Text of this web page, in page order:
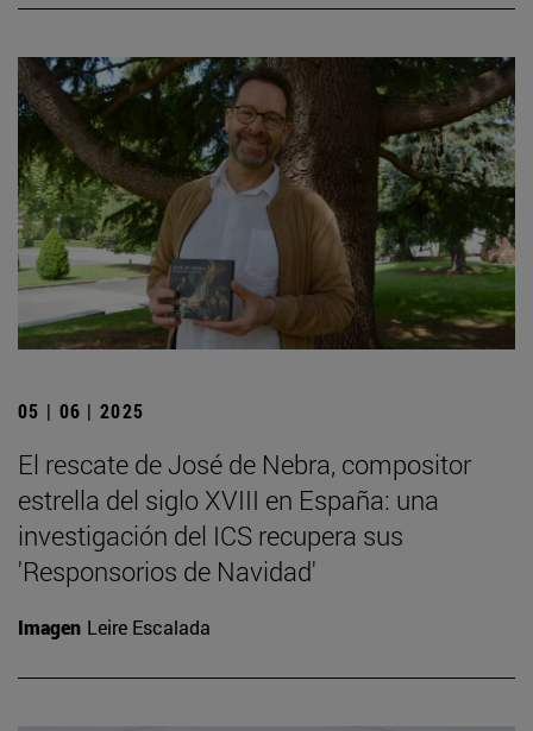
05 | 06 | 2025
El rescate de José de Nebra, compositor
estrella del siglo XVIII en España: una
investigación del ICS recupera sus
'Responsorios de Navidad'
Imagen Leire Escalada